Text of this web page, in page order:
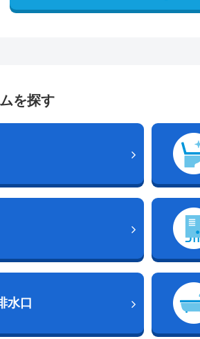
を探す
水口